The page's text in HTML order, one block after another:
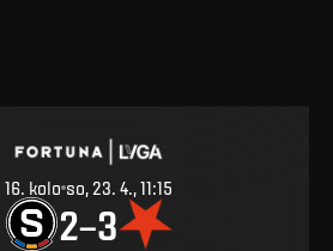
16 kolo so, 23. 4., 11:15
2–3